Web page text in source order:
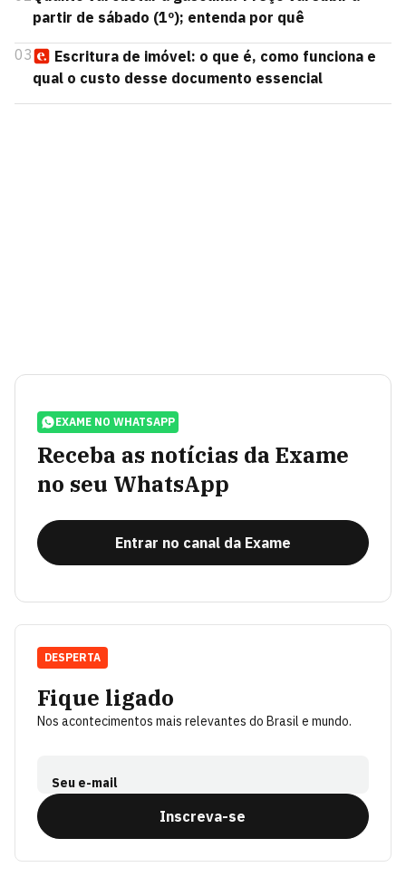
partir de sábado (1º); entenda por quê
03
Escritura de imóvel: o que é, como funciona e
qual o custo desse documento essencial
EXAME NO WHATSAPP
Receba as notícias da Exame
no seu WhatsApp
Entrar no canal da Exame
Fique ligado
Nos acontecimentos mais relevantes do Brasil e mundo.
Seu e-mail
Inscreva-se
DESPERTA